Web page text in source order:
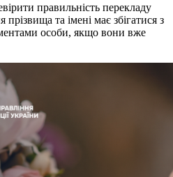
правильність перекладу
та імені має збігатися з
особи, якщо вони вже